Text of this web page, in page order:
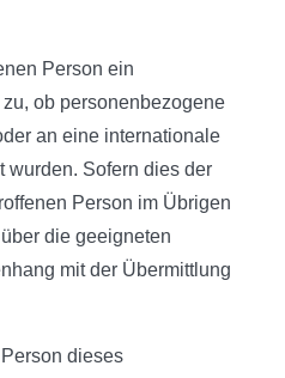
Person ein
ob personenbezogene
an eine internationale
wurden. Sofern dies der
Person im Übrigen
die geeigneten
mit der Übermittlung
dieses